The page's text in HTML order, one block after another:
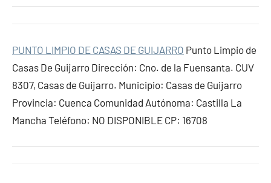
PUNTO LIMPIO DE CASAS DE GUIJARRO Punto Limpio de
Casas De Guijarro Dirección: Cno. de la Fuensanta. CUV
8307, Casas de Guijarro. Municipio: Casas de Guijarro
Provincia: Cuenca Comunidad Autónoma: Castilla La
Mancha Teléfono: NO DISPONIBLE CP: 16708